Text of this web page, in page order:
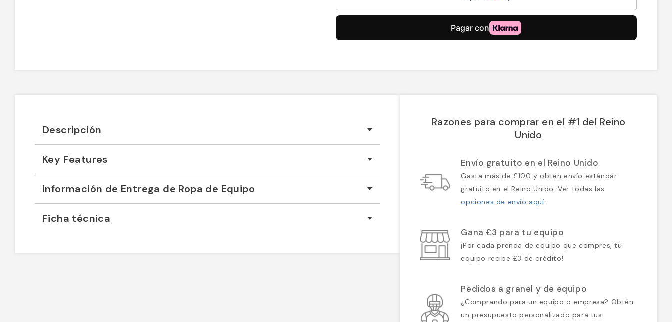
Descripción
Key Features
Información de Entrega de Ropa de Equipo
Ficha técnica
Razones para comprar en el #1 del Reino
Unido
Envío gratuito en el Reino Unido
Gasta más de £100 y obtén envío estándar
gratuito en el Reino Unido. Ver todas las
opciones de envío aquí.
Gana £3 para tu equipo
¡Por cada prenda de equipo que compres, tu
equipo recibe £3 de crédito!
Pedidos a granel y de equipo
¿Comprando para un equipo o empresa? Obtén
un presupuesto personalizado para tus